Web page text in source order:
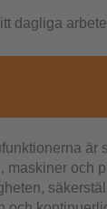
dagliga arbete